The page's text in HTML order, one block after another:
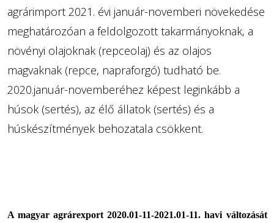
agrárimport 2021. évi január-novemberi növekedése
meghatározóan a feldolgozott takarmányoknak, a
növényi olajoknak (repceolaj) és az olajos
magvaknak (repce, napraforgó) tudható be.
2020.január-novemberéhez képest leginkább a
húsok (sertés), az élő állatok (sertés) és a
húskészítmények behozatala csökkent.
A magyar agrárexport 2020.01-11-2021.01-11. havi változását